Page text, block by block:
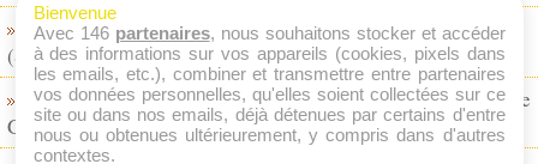
Le RB Leipzig fait sauter la banque pour Abdoul Koné
(Stade de Reims) ! 25/01/2026
La Lazio fonce sur Tanner Tessmann (OL) après le départ de
Guendouzi 25/01/2026
Bienvenue
Avec 146 partenaires, nous souhaitons stocker et accéder
à des informations sur vos appareils (cookies, pixels dans
les emails, etc.), combiner et transmettre entre partenaires
vos données personnelles, qu'elles soient collectées sur ce
site ou dans nos emails, déjà détenues par certains d'entre
nous ou obtenues ultérieurement, y compris dans d'autres
contextes.